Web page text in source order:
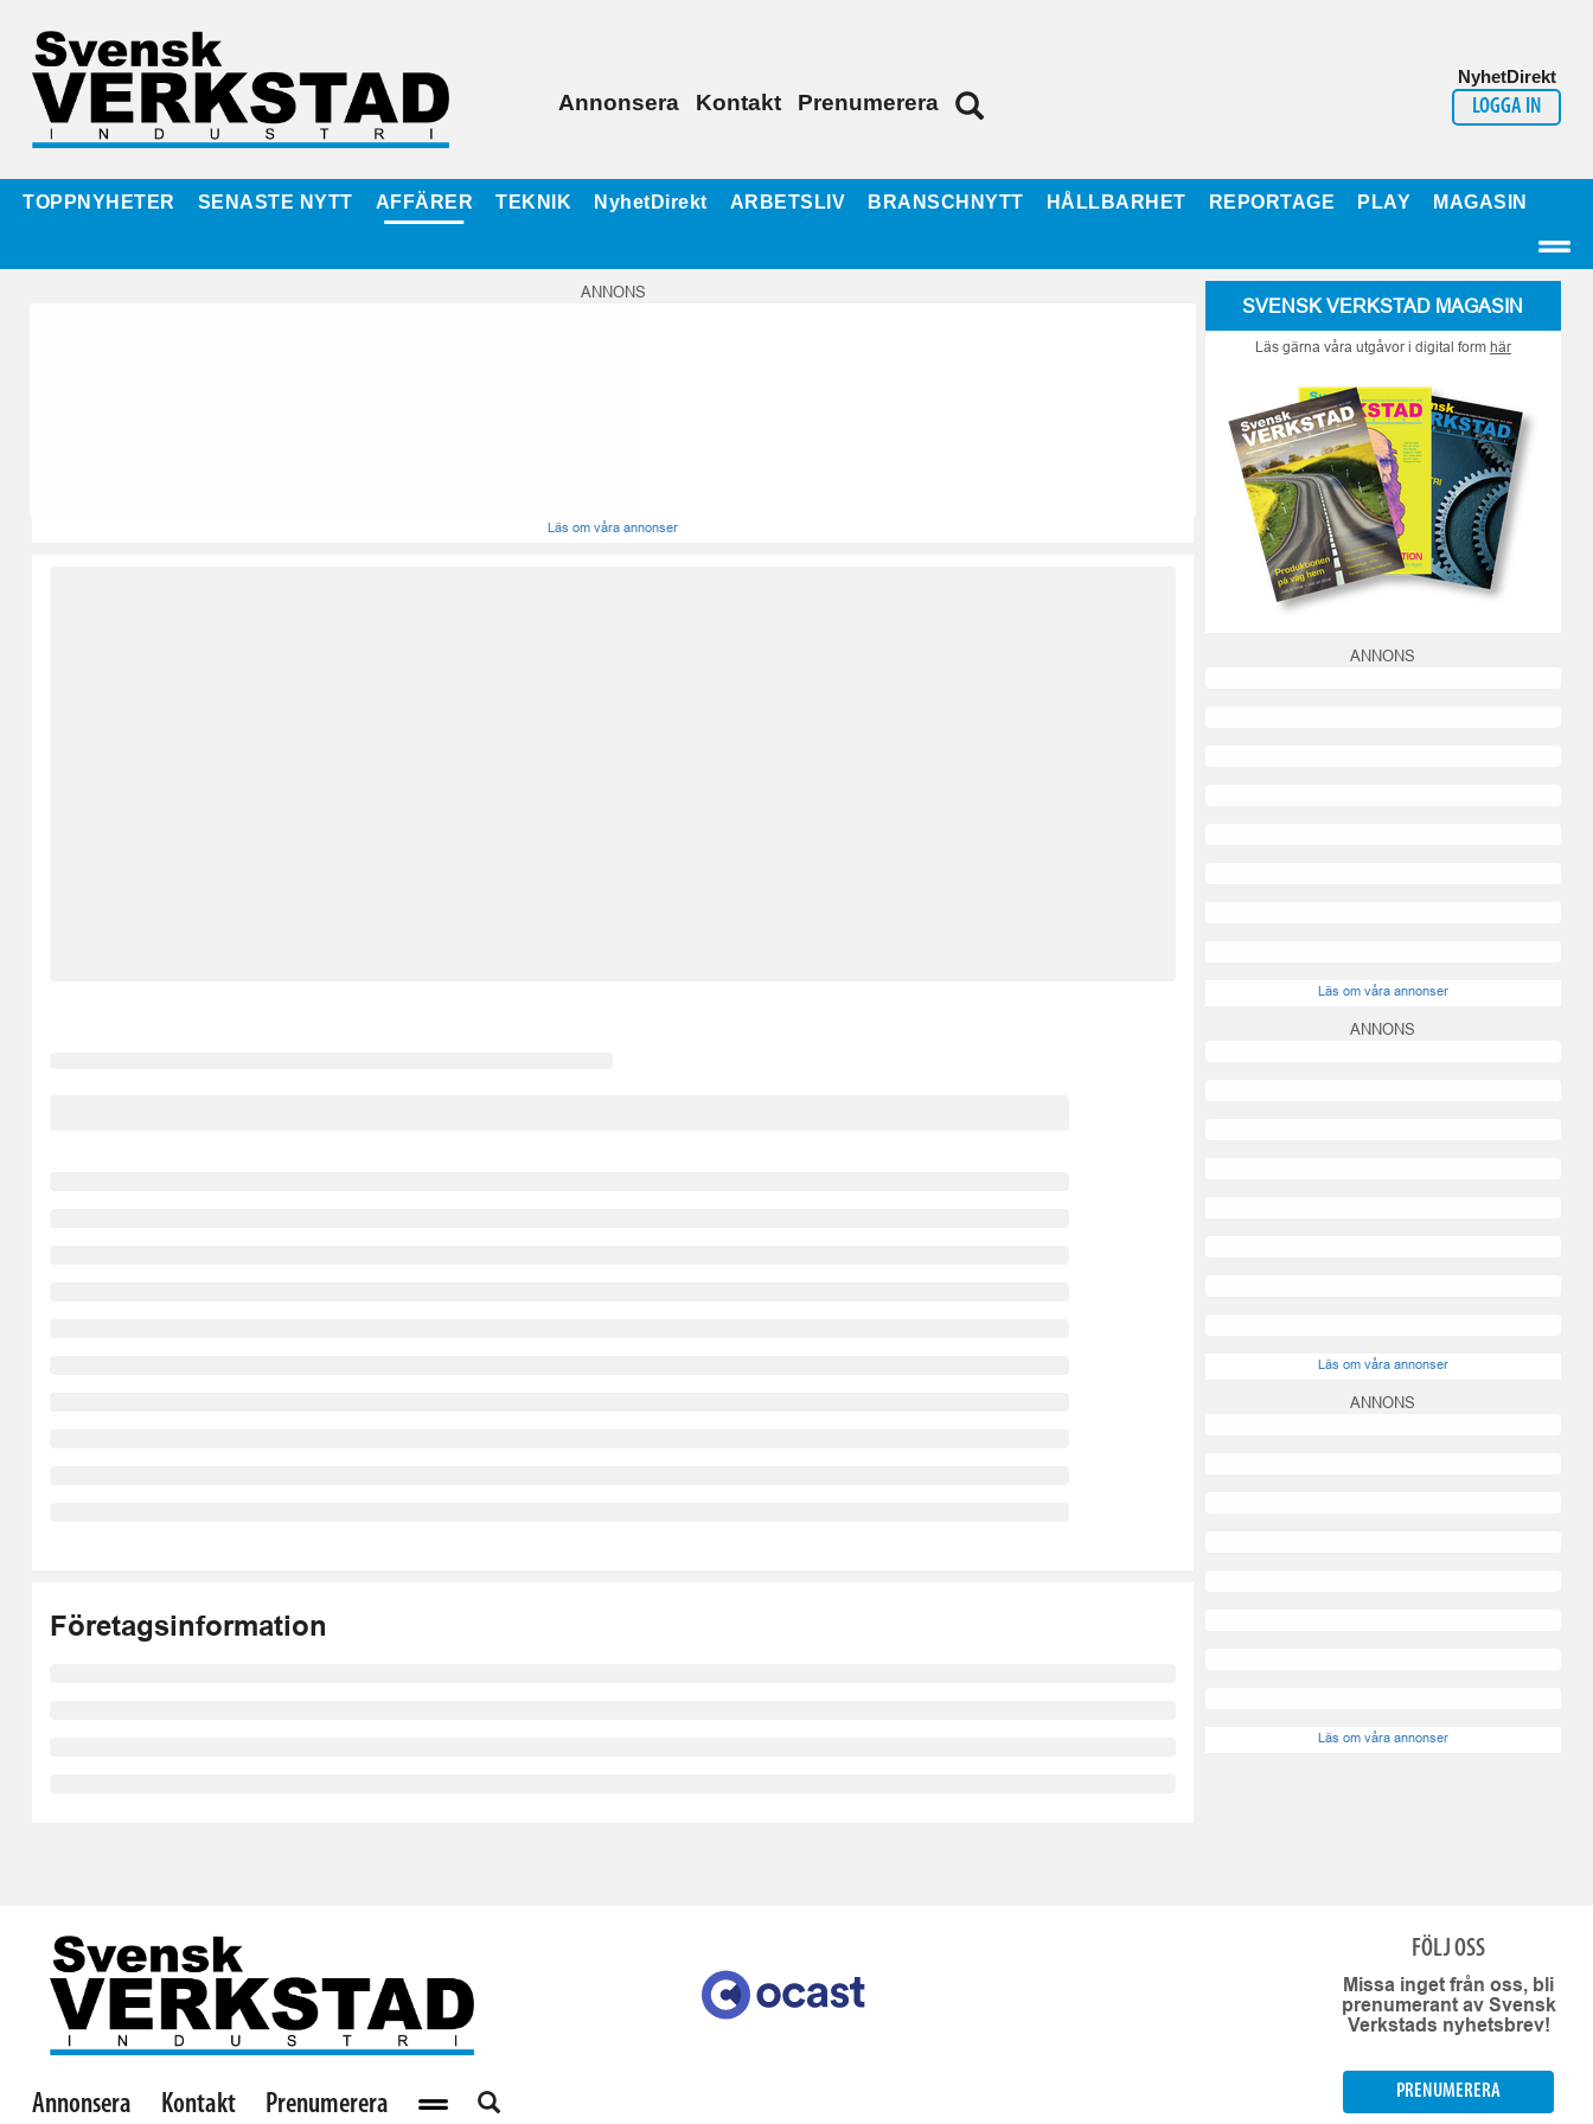
Annonsera Kontakt Prenumerera
NyhetDirekt
LOGGA IN
TOPPNYHETER SENASTE NYTT AFFÄRER TEKNIK NyhetDirekt ARBETSLIV BRANSCHNYTT HÅLLBARHET REPORTAGE PLAY MAGASIN
ANNONS
Läs om våra annonser
Företagsinformation
SVENSK VERKSTAD MAGASIN
Läs gärna våra utgåvor i digital form här
ANNONS
Läs om våra annonser
ANNONS
Läs om våra annonser
ANNONS
Läs om våra annonser
Annonsera Kontakt Prenumerera
FÖLJ OSS
Missa inget från oss, bli
prenumerant av Svensk
Verkstads nyhetsbrev!
PRENUMERERA